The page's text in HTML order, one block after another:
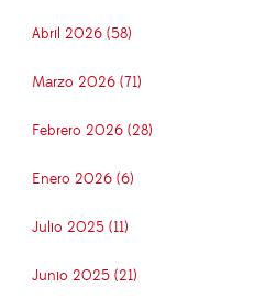
Abril 2026 (58)
Marzo 2026 (71)
Febrero 2026 (28)
Enero 2026 (6)
Julio 2025 (11)
Junio 2025 (21)